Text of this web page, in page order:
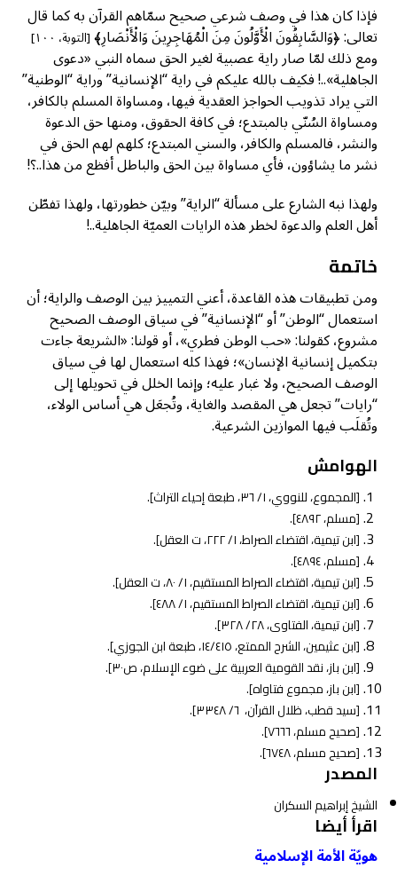
فإذا كان هذا في وصف شرعي صحيح سمّاهم القرآن به كما قال
تعالى: ﴿وَالسَّابِقُونَ الْأَوَّلُونَ مِنَ الْمُهَاجِرِينَ وَالْأَنْصَارِ﴾[التوبة، ١٠٠]
ومع ذلك لمّا صار راية عصبية لغير الحق سماه النبي «دعوى
الجاهلية»..! فكيف بالله عليكم في راية “الإنسانية” وراية “الوطنية”
التي يراد تذويب الحواجز العقدية فيها، ومساواة المسلم بالكافر،
ومساواة السُنّي بالمبتدع؛ في كافة الحقوق، ومنها حق الدعوة
والنشر، فالمسلم والكافر، والسني المبتدع؛ كلهم لهم الحق في
نشر ما يشاؤون، فأي مساواة بين الحق والباطل أفظع من هذا..؟!
ولهذا نبه الشارع على مسألة “الراية” وبيّن خطورتها، ولهذا تفطّن
أهل العلم والدعوة لخطر هذه الرايات العميّة الجاهلية..!
خاتمة
ومن تطبيقات هذه القاعدة، أعني التمييز بين الوصف والراية؛ أن
استعمال “الوطن” أو “الإنسانية” في سياق الوصف الصحيح
مشروع، كقولنا: «حب الوطن فطري»، أو قولنا: «الشريعة جاءت
بتكميل إنسانية الإنسان»؛ فهذا كله استعمال لها في سياق
الوصف الصحيح، ولا غبار عليه؛ وإنما الخلل في تحويلها إلى
“رايات” تجعل هي المقصد والغاية، وتُجعَل هي أساس الولاء،
وتُقلَب فيها الموازين الشرعية.
الهوامش
[المجموع، للنووي، ١/ ٣٦، طبعة إحياء التراث].
[مسلم، ٤٨٩٢].
[ابن تيمية، اقتضاء الصراط، ١/ ٢٢٢، ت العقل].
[مسلم، ٤٨٩٤].
[ابن تيمية، اقتضاء الصراط المستقيم، ١/ ٨٠، ت العقل].
[ابن تيمية، اقتضاء الصراط المستقيم، ١/ ٤٨٨].
[ابن تيمية، الفتاوى، ٢٨/ ٣٢٨].
[ابن عثيمين، الشرح الممتع، ١٤/٤١٥، طبعة ابن الجوزي].
[ابن باز، نقد القومية العربية على ضوء الإسلام، ص٣٠].
[ابن باز، مجموع فتاواه].
[سيد قطب، ظلال القرآن، ٦/ ٣٣٤٨].
[صحيح مسلم، ٧٦٦٦].
[صحيح مسلم، ٦٧٤٨].
المصدر
الشيخ إبراهيم السكران
اقرأ أيضا
هويّة الأمة الإسلامية